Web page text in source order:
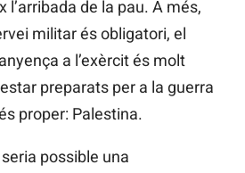
l’arribada de la pau. A més,
militar és obligatori, el
a l’exèrcit és molt
preparats per a la guerra
proper: Palestina.
possible una